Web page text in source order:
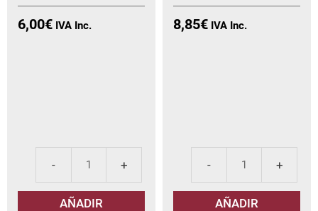
6,00€
Sopié
AÑADIR
8,85€
AÑADIR